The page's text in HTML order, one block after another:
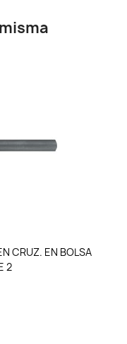
CRUZ. EN BOLSA
2